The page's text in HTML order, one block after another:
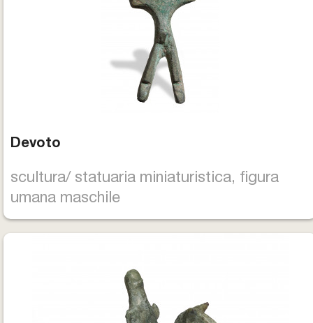
Devoto
scultura/ statuaria miniaturistica, figura
umana maschile